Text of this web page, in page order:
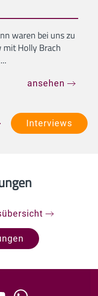
waren bei uns zu
mit Holly Brach
ansehen
Interviews